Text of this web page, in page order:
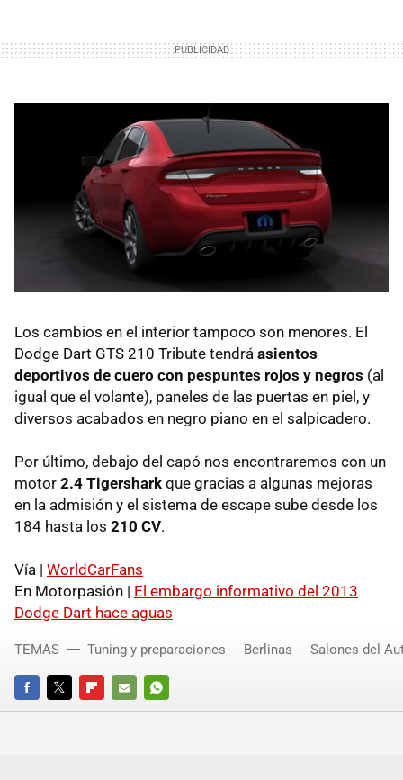
Los cambios en el interior tampoco son menores. El
Dodge Dart GTS 210 Tribute tendrá asientos
deportivos de cuero con pespuntes rojos y negros (al
igual que el volante), paneles de las puertas en piel, y
diversos acabados en negro piano en el salpicadero.
Por último, debajo del capó nos encontraremos con un
motor 2.4 Tigershark que gracias a algunas mejoras
en la admisión y el sistema de escape sube desde los
184 hasta los 210 CV.
Vía | WorldCarFans
En Motorpasión | El embargo informativo del 2013
Dodge Dart hace aguas
FACEBOOKTWITTERFLIPBOARD
E-
WHATSAPP
TEMAS Tuning y preparaciones Berlinas Salones del